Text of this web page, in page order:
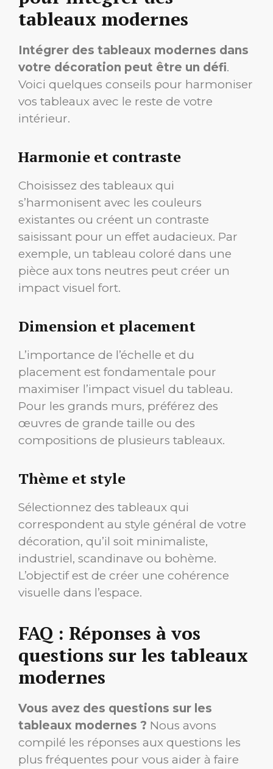
tableaux modernes
Intégrer des tableaux modernes dans
votre décoration peut être un défi.
Voici quelques conseils pour harmoniser
vos tableaux avec le reste de votre
intérieur.
Harmonie et contraste
Choisissez des tableaux qui
s’harmonisent avec les couleurs
existantes ou créent un contraste
saisissant pour un effet audacieux. Par
exemple, un tableau coloré dans une
pièce aux tons neutres peut créer un
impact visuel fort.
Dimension et placement
L’importance de l’échelle et du
placement est fondamentale pour
maximiser l’impact visuel du tableau.
Pour les grands murs, préférez des
œuvres de grande taille ou des
compositions de plusieurs tableaux.
Thème et style
Sélectionnez des tableaux qui
correspondent au style général de votre
décoration, qu’il soit minimaliste,
industriel, scandinave ou bohème.
L’objectif est de créer une cohérence
visuelle dans l’espace.
FAQ : Réponses à vos
questions sur les tableaux
modernes
Vous avez des questions sur les
tableaux modernes ? Nous avons
compilé les réponses aux questions les
plus fréquentes pour vous aider à faire